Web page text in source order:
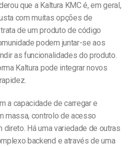
que a Kaltura KMC é, em geral,
com muitas opções de
de um produto de código
podem juntar-se aos
as funcionalidades do produto.
Kaltura pode integrar novos
a capacidade de carregar e
massa, controlo de acesso
direto. Há uma variedade de outras
backend e através de uma